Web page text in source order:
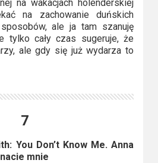
na wakacjach holenderskiej
na zachowanie duńskich
ale ja tam szanuję
tylko cały czas sugeruje, że
ale gdy się już wydarza to
7
You Don’t Know Me. Anna
mnie